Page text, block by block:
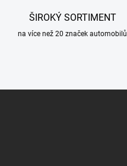
ŠIROKÝ SORTIMENT
na více než 20 značek automobilů